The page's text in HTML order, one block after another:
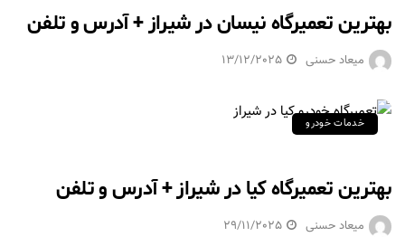
بهترین تعمیرگاه نیسان در شیراز + آدرس و تلفن
میعاد حسنی 13/12/2025
خدمات خودرو
بهترین تعمیرگاه کیا در شیراز + آدرس و تلفن
میعاد حسنی 29/11/2025